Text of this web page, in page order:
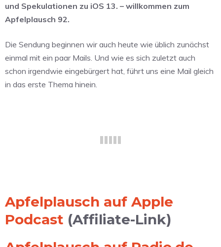
und Spekulationen zu iOS 13. – willkommen zum
Apfelplausch 92.
Die Sendung beginnen wir auch heute wie üblich zunächst
einmal mit ein paar Mails. Und wie es sich zuletzt auch
schon irgendwie eingebürgert hat, führt uns eine Mail gleich
in das erste Thema hinein.
Apfelplausch auf Apple
Podcast (Affiliate-Link)